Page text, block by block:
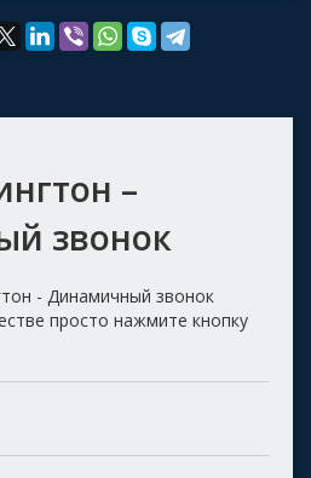
–
звонок
- Динамичный звонок
просто нажмите кнопку